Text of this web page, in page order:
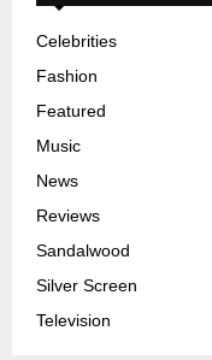
Celebrities
Fashion
Featured
Music
News
Reviews
Sandalwood
Silver Screen
Television